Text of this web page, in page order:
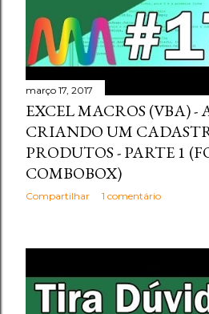
março 17, 2017
EXCEL MACROS (VBA) -
CRIANDO UM
PRODUTOS - PARTE 1
COMBOBOX)
Compartilhar 1 comentário